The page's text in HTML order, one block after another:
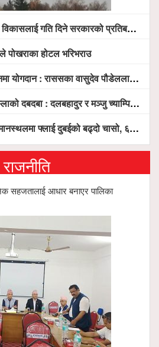
सरकारको प्रतिबद्धता, स्थानीय सरोकारवालासँग व्यापक छलफल
पोखराका होटल भरिभराउ
वासुदेव पौडेललाई ‘मिलेनियम ट्रेक अवार्ड’ प्रदान गरिने
: दलबहादुर र मञ्जु च्याम्पियन, नगदसहित भव्य सम्मान
बढ्दो चासो, ६ घण्टा लामो प्राविधिक निरीक्षणपछि दैनिक उडानको ढोका खुल्दै
राजनीति
सहजतालाई आधार बनाएर पालिका